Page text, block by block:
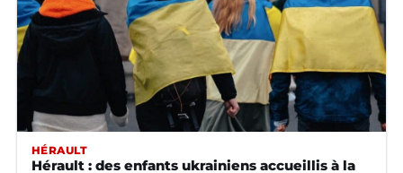
HÉRAULT
Hérault : des enfants ukrainiens accueillis à la